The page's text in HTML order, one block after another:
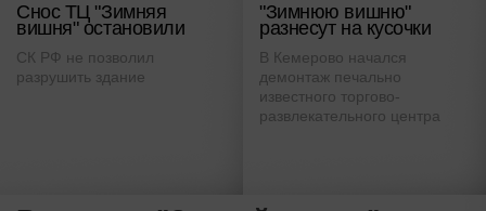
Снос ТЦ "Зимняя
вишня" остановили
СК РФ не позволил
разрушить здание
"Зимнюю вишню"
разнесут на кусочки
В Кемерово начался
демонтаж печально
известного торгово-
развлекательного центра